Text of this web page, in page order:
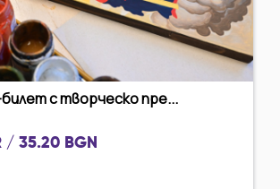
с творческо пре...
/ 35.20 BGN